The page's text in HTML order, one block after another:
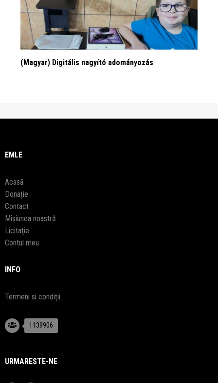
(Magyar) Digitális nagyító adományozás
EMLE
Acasă
Donație
Contact
Misiunea noastră
Licitaţie
Contul meu
INFO
Termeni si condiții
1139906
URMARESTE-NE